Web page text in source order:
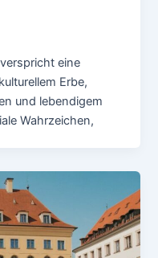
eine
Erbe,
und lebendigem
Wahrzeichen,